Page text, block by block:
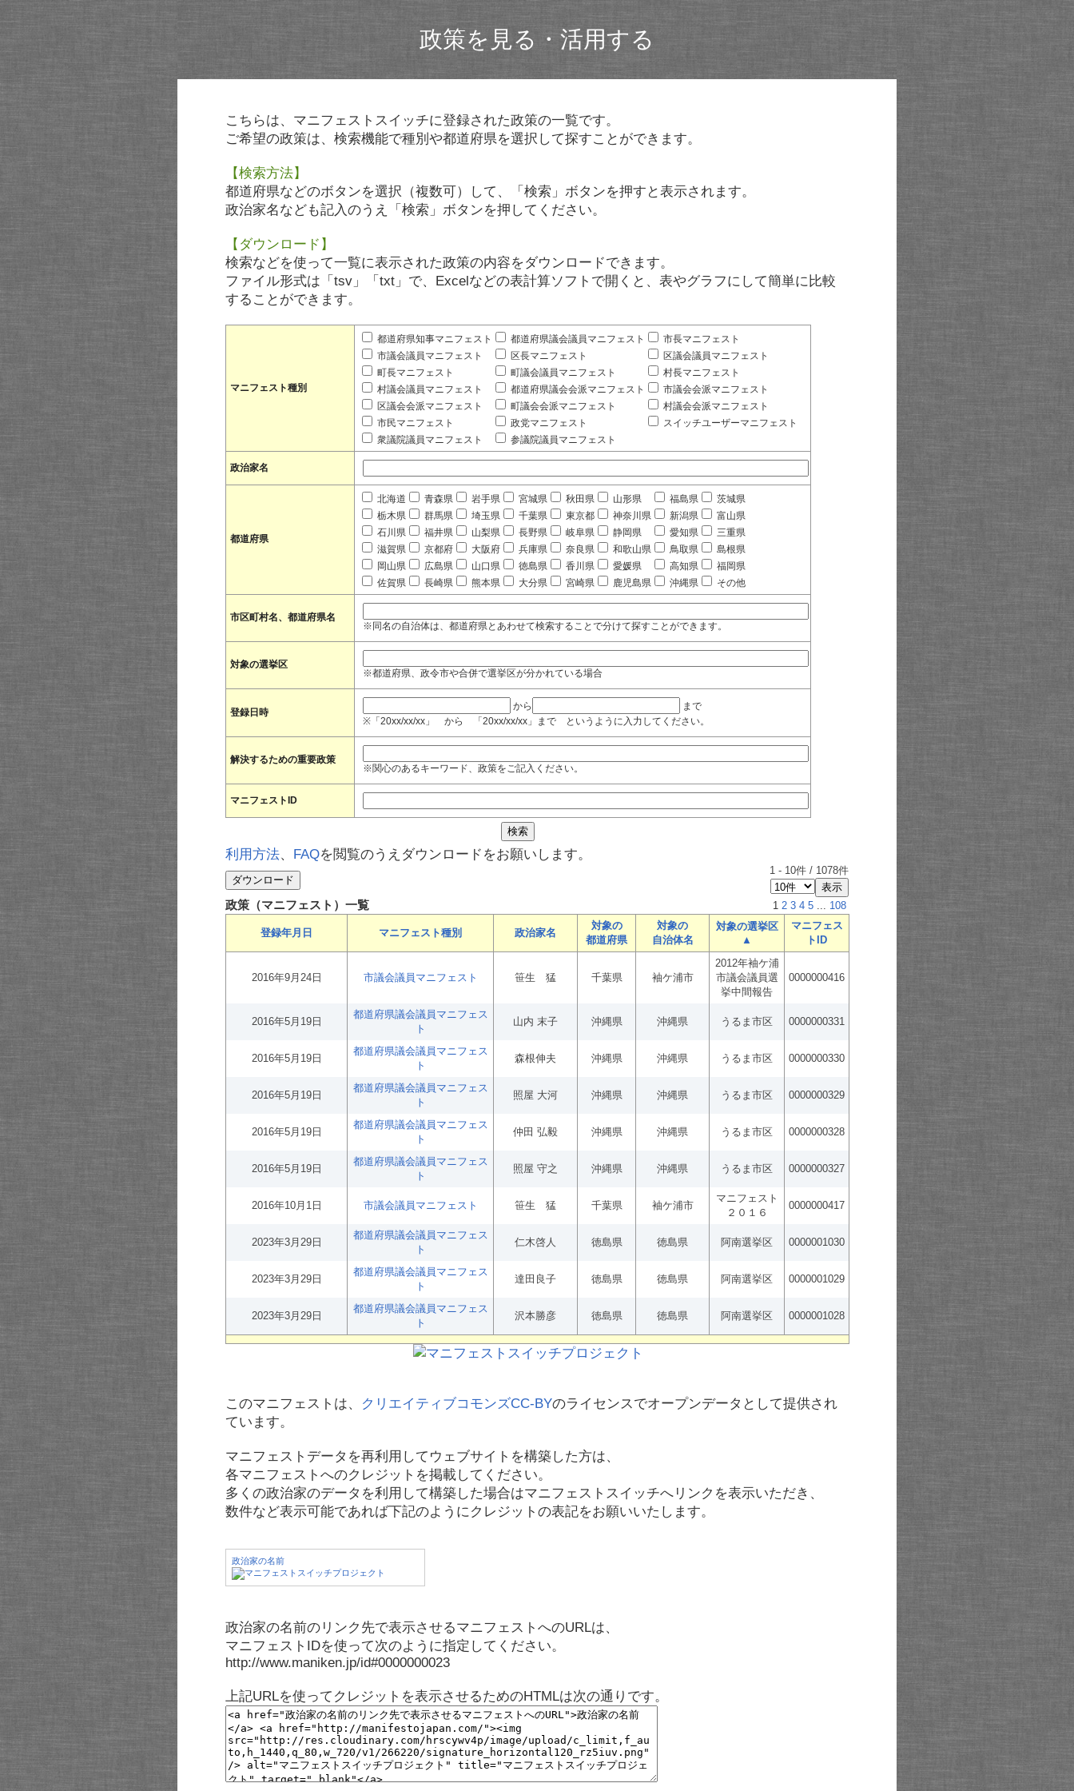
政策を見る・活用する
こちらは、マニフェストスイッチに登録された政策の一覧です。
ご希望の政策は、検索機能で種別や都道府県を選択して探すことができます。
【検索方法】
都道府県などのボタンを選択（複数可）して、「検索」ボタンを押すと表示されます。
政治家名なども記入のうえ「検索」ボタンを押してください。
【ダウンロード】
検索などを使って一覧に表示された政策の内容をダウンロードできます。
ファイル形式は「tsv」「txt」で、Excelなどの表計算ソフトで開くと、表やグラフにして簡単に比較
することができます。
マニフェスト種別
都道府県知事マニフェスト 都道府県議会議員マニフェスト
市長マニフェスト
市議会議員マニフェスト
区長マニフェスト
区議会議員マニフェスト
町長マニフェスト
町議会議員マニフェスト
村長マニフェスト
村議会議員マニフェスト
都道府県議会会派マニフェスト
市議会会派マニフェスト
区議会会派マニフェスト
町議会会派マニフェスト
村議会会派マニフェスト
市民マニフェスト
政党マニフェスト
スイッチユーザーマニフェスト
衆議院議員マニフェスト
参議院議員マニフェスト
政治家名
都道府県
北海道 青森県 岩手県 宮城県 秋田県 山形県 福島県
茨城県
栃木県
群馬県 埼玉県 千葉県 東京都 神奈川県 新潟県
富山県
石川県
福井県 山梨県 長野県 岐阜県 静岡県 愛知県
三重県
滋賀県
京都府 大阪府 兵庫県 奈良県 和歌山県 鳥取県
島根県
岡山県
広島県 山口県 徳島県 香川県 愛媛県 高知県
福岡県
佐賀県
長崎県 熊本県 大分県 宮崎県 鹿児島県 沖縄県 その他
市区町村名、都道府県名
※同名の自治体は、都道府県とあわせて検索することで分けて探すことができます。
対象の選挙区
※都道府県、政令市や合併で選挙区が分かれている場合
登録日時
から
まで
※「20xx/xx/xx」 から 「20xx/xx/xx」まで というように入力してください。
解決するための重要政策
※関心のあるキーワード、政策をご記入ください。
マニフェストID
利用方法、 FAQを閲覧のうえダウンロードをお願いします。
1 - 10件 / 1078件
政策（マニフェスト）一覧 1 2 3 4 5 ... 108
登録年月日 マニフェスト種別 政治家名
対象の
都道府県
対象の
自治体名
対象の選挙区
▲
マニフェス
トID
2016年9月24日 市議会議員マニフェスト 笹生 猛 千葉県 袖ケ浦市
2012年袖ケ浦
市議会議員選
挙中間報告
0000000416
2016年5月19日
都道府県議会議員マニフェス
ト
山内 末子 沖縄県 沖縄県 うるま市区 0000000331
2016年5月19日
都道府県議会議員マニフェス
ト
森根伸夫 沖縄県 沖縄県 うるま市区 0000000330
2016年5月19日
都道府県議会議員マニフェス
ト
照屋 大河 沖縄県 沖縄県 うるま市区 0000000329
2016年5月19日
都道府県議会議員マニフェス
ト
仲田 弘毅 沖縄県 沖縄県 うるま市区 0000000328
2016年5月19日
都道府県議会議員マニフェス
ト
照屋 守之 沖縄県 沖縄県 うるま市区 0000000327
2016年10月1日 市議会議員マニフェスト 笹生 猛 千葉県 袖ケ浦市
マニフェスト
２０１６
0000000417
2023年3月29日
都道府県議会議員マニフェス
ト
仁木啓人 徳島県 徳島県 阿南選挙区 0000001030
2023年3月29日
都道府県議会議員マニフェス
ト
達田良子 徳島県 徳島県 阿南選挙区 0000001029
2023年3月29日
都道府県議会議員マニフェス
ト
沢本勝彦 徳島県 徳島県 阿南選挙区 0000001028
このマニフェストは、 クリエイティブコモンズCC-BYのライセンスでオープンデータとして提供され
ています。
マニフェストデータを再利用してウェブサイトを構築した方は、
各マニフェストへのクレジットを掲載してください。
多くの政治家のデータを利用して構築した場合はマニフェストスイッチへリンクを表示いただき、
数件など表示可能であれば下記のようにクレジットの表記をお願いいたします。
政治家の名前
政治家の名前のリンク先で表示させるマニフェストへのURLは、
マニフェストIDを使って次のように指定してください。
http://www.maniken.jp/id#0000000023
上記URLを使ってクレジットを表示させるためのHTMLは次の通りです。